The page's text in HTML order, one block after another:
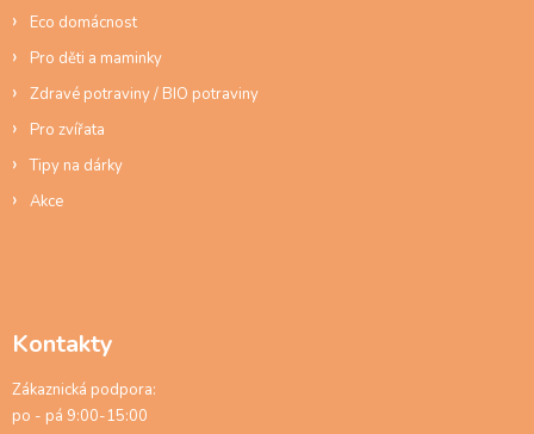
Eco domácnost
Pro děti a maminky
Zdravé potraviny / BIO potraviny
Pro zvířata
Tipy na dárky
Akce
Kontakty
Zákaznická podpora:
po - pá 9:00-15:00